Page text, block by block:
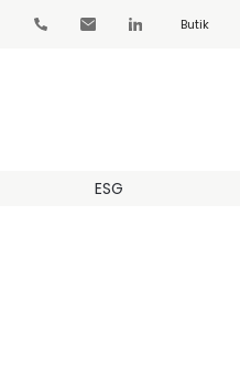
Butik
ESG